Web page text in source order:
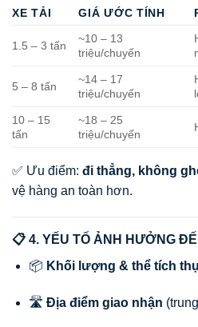
XE TẢI GIÁ ƯỚC TÍNH
1.5 – 3 tấn
~10 – 13
triệu/chuyến
5 – 8 tấn
~14 – 17
triệu/chuyến
10 – 15
tấn
~18 – 25
triệu/chuyến
✅ Ưu điểm: đi thẳng, không
vệ hàng an toàn hơn.
📋 4. YẾU TỐ ẢNH HƯỞNG
📦 Khối lượng & thể tích
🛣️ Địa điểm giao nhận